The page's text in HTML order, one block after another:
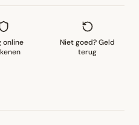
online
Niet goed? Geld
terug